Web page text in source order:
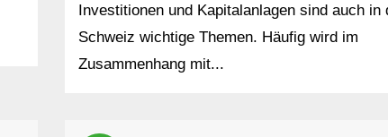
Investitionen und Kapitalanlagen sind auch in
Schweiz wichtige Themen. Häufig wird im
Zusammenhang mit...